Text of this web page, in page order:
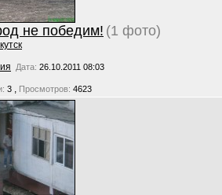
не победим! (1 фото)
Дата: 26.10.2011 08:03
3 , Просмотров: 4623